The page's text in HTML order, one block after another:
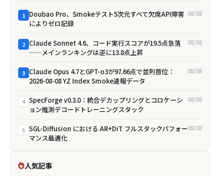
1 Doubao Pro、Smokeテスト5次元すべて欠席――API障害
によりゼロ記録
08/08
2 Claude Sonnet 4.6、コード実行スコアが19.5点急落
——メインランキングは逆に13.8点上昇
08/08
3 Claude Opus 4.7とGPT-o3が97.66点で並列首位：
2026-08-08 YZ Index Smoke速報データ
08/08
4 SpecForge v0.3.0：統合デカップリングとコロケーシ
ョン推測デコードトレーニングスタック
08/08
5 SGL-Diffusion における AR+DiT フルスタックパフォー
マンス最適化
08/08
人気記事